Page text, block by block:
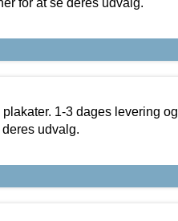
1-3 dages levering og
udvalg.